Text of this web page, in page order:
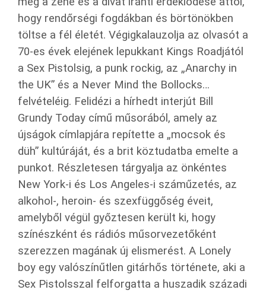
hogy rendőrségi fogdákban és börtönökben
töltse a fél életét. Végigkalauzolja az olvasót a
70-es évek elejének lepukkant Kings Roadjától
a Sex Pistolsig, a punk rockig, az „Anarchy in
the UK” és a Never Mind the Bollocks…
felvételéig. Felidézi a hírhedt interjút Bill
Grundy Today című műsorából, amely az
újságok címlapjára repítette a „mocsok és
düh” kultúráját, és a brit köztudatba emelte a
punkot. Részletesen tárgyalja az önkéntes
New York-i és Los Angeles-i száműzetés, az
alkohol-, heroin- és szexfüggőség éveit,
amelyből végül győztesen került ki, hogy
színészként és rádiós műsorvezetőként
szerezzen magának új elismerést. A Lonely
boy egy valószínűtlen gitárhős története, aki a
Sex Pistolsszal felforgatta a huszadik századi